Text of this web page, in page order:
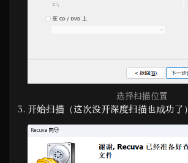
选择扫描位置
开始扫描（这次没开深度扫描也成功了）